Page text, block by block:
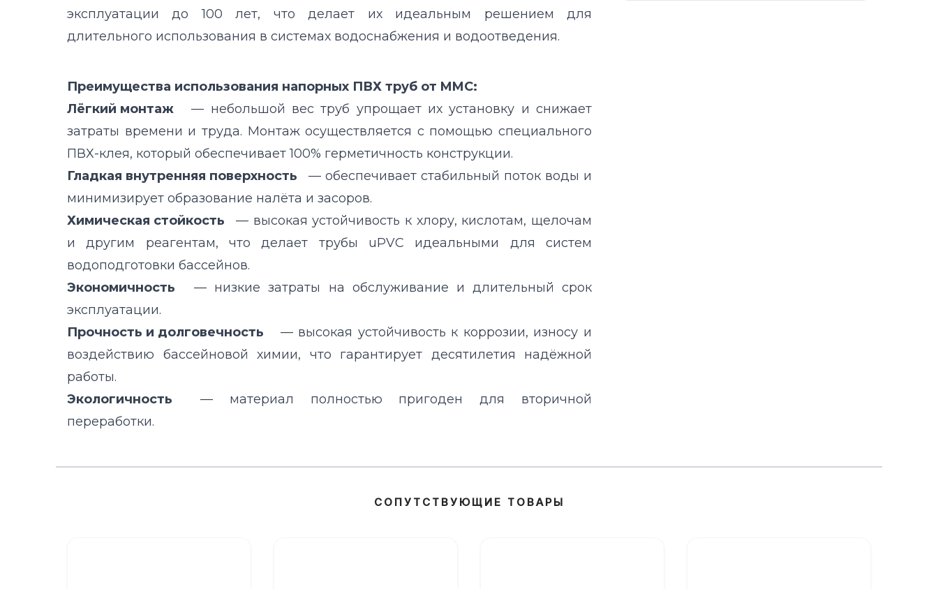
эксплуатации до 100 лет, что делает их идеальным решением для
длительного использования в системах водоснабжения и водоотведения.
Преимущества использования напорных ПВХ труб от MMC:
Лёгкий монтаж
— небольшой вес труб упрощает их установку и снижает
затраты времени и труда. Монтаж осуществляется с помощью специального
ПВХ-клея, который обеспечивает 100% герметичность конструкции.
Гладкая внутренняя поверхность
— обеспечивает стабильный поток воды и
минимизирует образование налёта и засоров.
Химическая стойкость
— высокая устойчивость к хлору, кислотам, щелочам
и другим реагентам, что делает трубы uPVC идеальными для систем
водоподготовки бассейнов.
Экономичность
— низкие затраты на обслуживание и длительный срок
эксплуатации.
Прочность и долговечность
— высокая устойчивость к коррозии, износу и
воздействию бассейновой химии, что гарантирует десятилетия надёжной
работы.
Экологичность
— материал полностью пригоден для вторичной
переработки.
СОПУТСТВУЮЩИЕ ТОВАРЫ